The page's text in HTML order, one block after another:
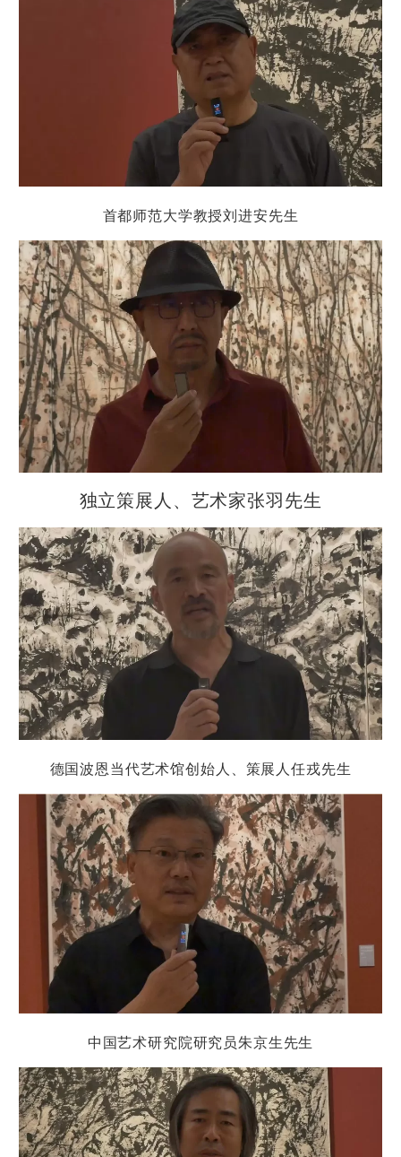
首都师范大学教授刘进安先生
独立策展人、艺术家张羽先生
德国波恩当代艺术馆创始人、策展人任戎先生
中国艺术研究院研究员朱京生先生